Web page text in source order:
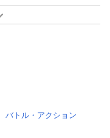
バトル・アクション